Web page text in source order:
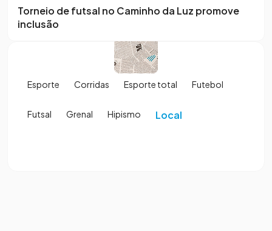
Torneio de futsal no Caminho da Luz promove
inclusão
Esporte Corridas Esporte total Futebol
Futsal Grenal Hipismo Local